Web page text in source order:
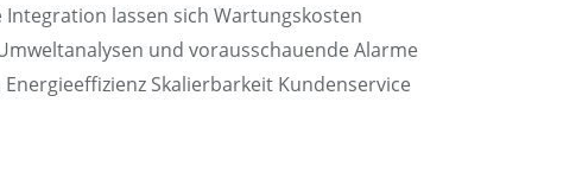
lassen sich Wartungskosten
und vorausschauende Alarme
Skalierbarkeit Kundenservice